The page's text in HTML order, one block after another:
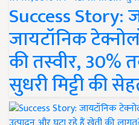
Success Story:
जायटॉनिक
की तस्वीर,
सुधरी मिट्टी की